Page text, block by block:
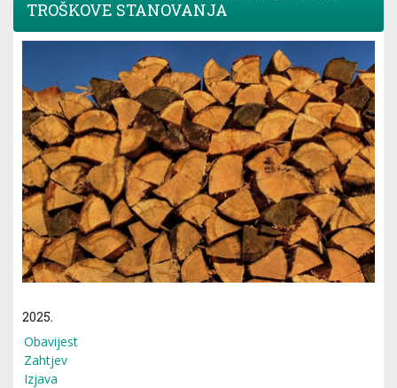
TROŠKOVE STANOVANJA
2025.
Obavijest
Zahtjev
Izjava